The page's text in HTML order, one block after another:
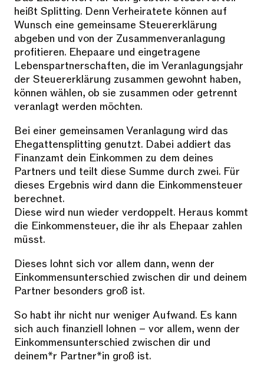
heißt Splitting. Denn Verheiratete können auf
Wunsch eine gemeinsame Steuererklärung
abgeben und von der Zusammenveranlagung
profitieren. Ehepaare und eingetragene
Lebenspartnerschaften, die im Veranlagungsjahr
der Steuererklärung zusammen gewohnt haben,
können wählen, ob sie zusammen oder getrennt
veranlagt werden möchten.
Bei einer gemeinsamen Veranlagung wird das
Ehegattensplitting genutzt. Dabei addiert das
Finanzamt dein Einkommen zu dem deines
Partners und teilt diese Summe durch zwei. Für
dieses Ergebnis wird dann die Einkommensteuer
berechnet.
Diese wird nun wieder verdoppelt. Heraus kommt
die Einkommensteuer, die ihr als Ehepaar zahlen
müsst.
Dieses lohnt sich vor allem dann, wenn der
Einkommensunterschied zwischen dir und deinem
Partner besonders groß ist.
So habt ihr nicht nur weniger Aufwand. Es kann
sich auch finanziell lohnen – vor allem, wenn der
Einkommensunterschied zwischen dir und
deinem*r Partner*in groß ist.